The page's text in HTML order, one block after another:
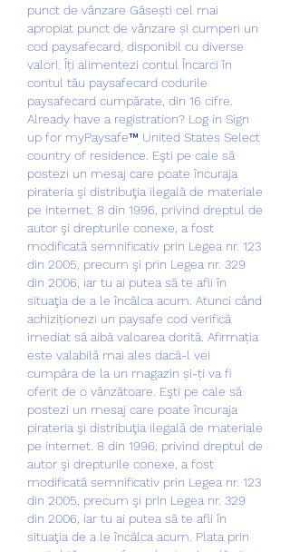
punct de vânzare Găsești cel mai
apropiat punct de vânzare și cumperi un
cod paysafecard, disponibil cu diverse
valori. Îți alimentezi contul Încarci în
contul tău paysafecard codurile
paysafecard cumpărate, din 16 cifre.
Already have a registration? Log in Sign
up for myPaysafe™ United States Select
country of residence. Eşti pe cale să
postezi un mesaj care poate încuraja
pirateria şi distribuţia ilegală de materiale
pe internet. 8 din 1996, privind dreptul de
autor şi drepturile conexe, a fost
modificată semnificativ prin Legea nr. 123
din 2005, precum şi prin Legea nr. 329
din 2006, iar tu ai putea să te afli în
situaţia de a le încălca acum. Atunci când
achiziționezi un paysafe cod verifică
imediat să aibă valoarea dorită. Afirmația
este valabilă mai ales dacă-l vei
cumpăra de la un magazin și-ți va fi
oferit de o vânzătoare. Eşti pe cale să
postezi un mesaj care poate încuraja
pirateria şi distribuţia ilegală de materiale
pe internet. 8 din 1996, privind dreptul de
autor şi drepturile conexe, a fost
modificată semnificativ prin Legea nr. 123
din 2005, precum şi prin Legea nr. 329
din 2006, iar tu ai putea să te afli în
situaţia de a le încălca acum. Plata prin